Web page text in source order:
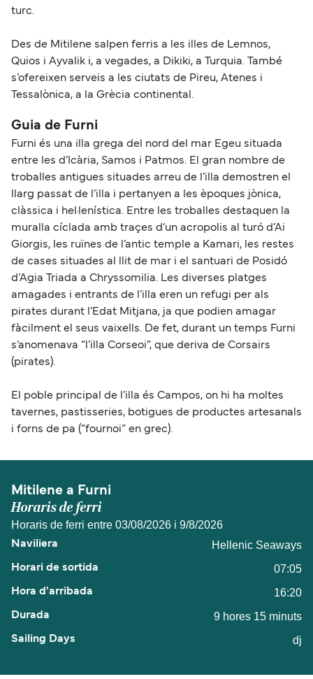
turc.
Des de Mitilene salpen ferris a les illes de Lemnos,
Quios i Ayvalik i, a vegades, a Dikiki, a Turquia. També
s’ofereixen serveis a les ciutats de Pireu, Atenes i
Tessalònica, a la Grècia continental.
Guia de Furni
Furni és una illa grega del nord del mar Egeu situada
entre les d’Icària, Samos i Patmos. El gran nombre de
troballes antigues situades arreu de l’illa demostren el
llarg passat de l’illa i pertanyen a les èpoques jònica,
clàssica i hel·lenística. Entre les troballes destaquen la
muralla cíclada amb traçes d’un acropolis al turó d’Ai
Giorgis, les ruïnes de l’antic temple a Kamari, les restes
de cases situades al llit de mar i el santuari de Posidó
d’Agia Triada a Chryssomilia. Les diverses platges
amagades i entrants de l’illa eren un refugi per als
pirates durant l’Edat Mitjana, ja que podien amagar
fàcilment el seus vaixells. De fet, durant un temps Furni
s’anomenava “l’illa Corseoi”, que deriva de Corsairs
(pirates).
El poble principal de l’illa és Campos, on hi ha moltes
tavernes, pastisseries, botigues de productes artesanals
i forns de pa (“fournoi” en grec).
Mitilene a Furni
Horaris de ferri
Horaris de ferri entre 03/08/2026 i 9/8/2026
Hellenic Seaways
07:05
16:20
9 hores 15 minuts
dj